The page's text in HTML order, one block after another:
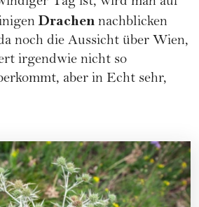
Drachen nachblicken
noch die Aussicht über Wien,
irgendwie nicht so
aber in Echt sehr,